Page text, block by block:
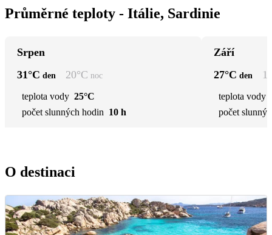
Průměrné teploty - Itálie, Sardinie
Srpen
31°C den 20°C noc
teplota vody 25°C
počet slunných hodin 10 h
Září
27°C den
teplota vody
počet
O destinaci